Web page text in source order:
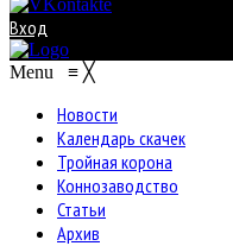
Вход
Menu ≡ ╳
Новости
Календарь скачек
Тройная корона
Коннозаводство
Статьи
Архив